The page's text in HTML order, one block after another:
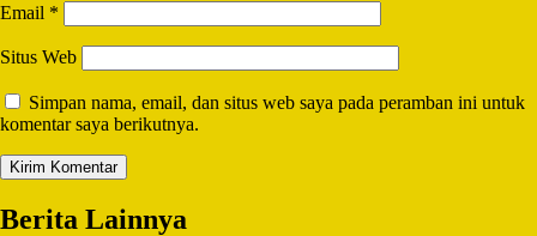
Email *
Situs Web
Simpan nama, email, dan situs web saya pada peramban ini untuk
komentar saya berikutnya.
Berita Lainnya